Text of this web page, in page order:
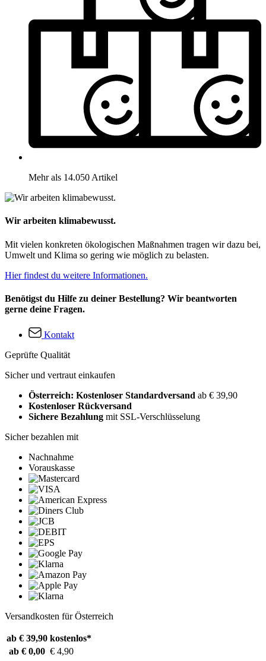
Mehr als 14.050 Artikel
Wir arbeiten klimabewusst.
Mit vielen konkreten ökologischen Maßnahmen tragen wir dazu bei,
Umwelt und Klima so gering wie möglich zu belasten.
Hier findest du weitere Informationen.
Benötigst du Hilfe zu deiner Bestellung? Wir beantworten
gerne deine Fragen.
Kontakt
Geprüfte Qualität
Sicher und vertraut einkaufen
Österreich: Kostenloser Standardversand ab € 39,90
Kostenloser Rückversand
Sichere Bezahlung mit SSL-Verschlüsselung
Sicher bezahlen mit
Nachnahme
Vorauskasse
Versandkosten für Österreich
ab € 39,90 kostenlos*
ab € 0,00 € 4,90